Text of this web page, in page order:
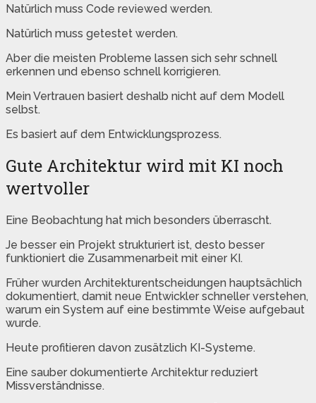
Natürlich muss Code reviewed werden.
Natürlich muss getestet werden.
Aber die meisten Probleme lassen sich sehr schnell
erkennen und ebenso schnell korrigieren.
Mein Vertrauen basiert deshalb nicht auf dem Modell
selbst.
Es basiert auf dem Entwicklungsprozess.
Gute Architektur wird mit KI noch
wertvoller
Eine Beobachtung hat mich besonders überrascht.
Je besser ein Projekt strukturiert ist, desto besser
funktioniert die Zusammenarbeit mit einer KI.
Früher wurden Architekturentscheidungen hauptsächlich
dokumentiert, damit neue Entwickler schneller verstehen,
warum ein System auf eine bestimmte Weise aufgebaut
wurde.
Heute profitieren davon zusätzlich KI-Systeme.
Eine sauber dokumentierte Architektur reduziert
Missverständnisse.